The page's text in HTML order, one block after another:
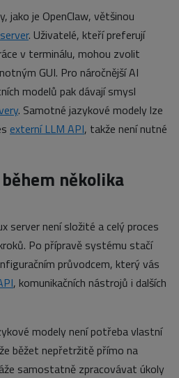
jako je OpenClaw, většinou
. Uživatelé, kteří preferují
v terminálu, mohou zvolit
GUI. Pro náročnější AI
modelů pak dávají smysl
. Samotné jazykové modely lze
externí LLM API, takže není nutné
několika
server není složité a celý proces
Po přípravě systému stačí
průvodcem, který vás
, komunikačních nástrojů i dalších
modely není potřeba vlastní
běžet nepřetržitě přímo na
samostatně zpracovávat úkoly